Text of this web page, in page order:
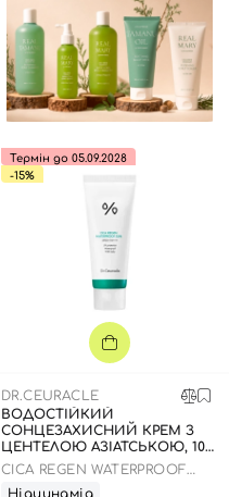
Термін до 05.09.2028
-15%
DR.CEURACLE
ВОДОСТІЙКИЙ
СОНЦЕЗАХИСНИЙ КРЕМ З
ЦЕНТЕЛОЮ АЗІАТСЬКОЮ, 100
МЛ ДО 05.09.2028
CICA REGEN WATERPROOF
SUN SPF50+ PA++++
Ніацинамід